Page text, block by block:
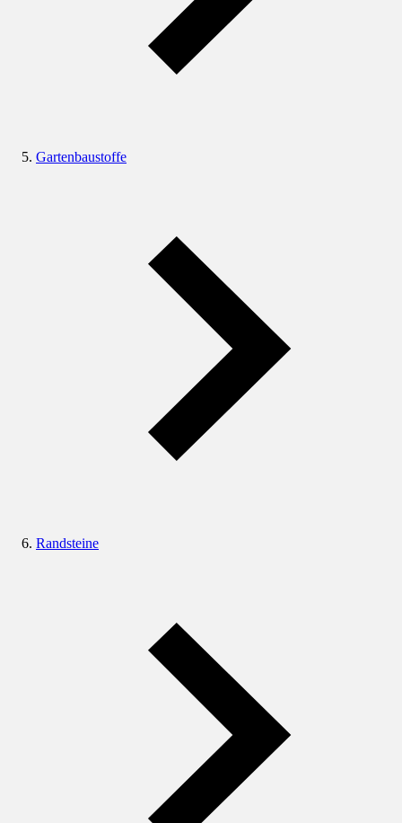
Gartenbaustoffe
Randsteine